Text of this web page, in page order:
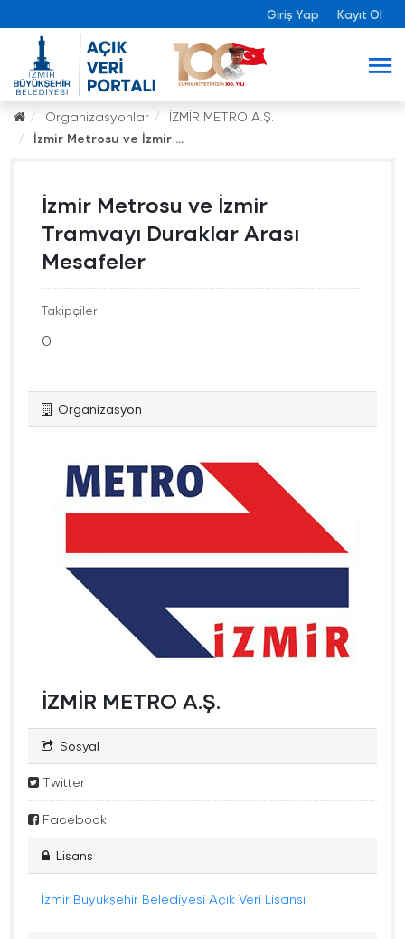
Giriş Yap Kayıt Ol
Organizasyonlar
İZMİR METRO A.Ş.
İzmir Metrosu ve İzmir ...
İzmir Metrosu ve İzmir
Tramvayı Duraklar Arası
Mesafeler
Takipçiler
0
Organizasyon
İZMİR METRO A.Ş.
Sosyal
Twitter
Facebook
Lisans
İzmir Büyükşehir Belediyesi Açık Veri Lisansı